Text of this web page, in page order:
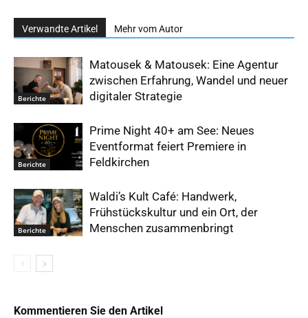
Verwandte Artikel Mehr vom Autor
Berichte
Matousek & Matousek: Eine Agentur
zwischen Erfahrung, Wandel und neuer
digitaler Strategie
Berichte
Prime Night 40+ am See: Neues
Eventformat feiert Premiere in
Feldkirchen
Berichte
Waldi’s Kult Café: Handwerk,
Frühstückskultur und ein Ort, der
Menschen zusammenbringt
Kommentieren Sie den Artikel